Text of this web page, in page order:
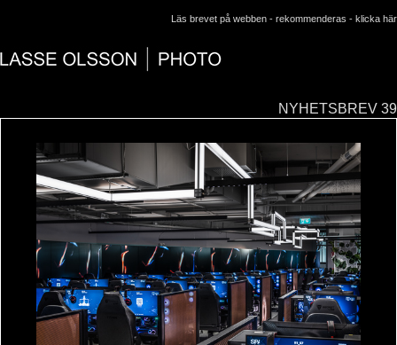
Läs brevet på webben - rekommenderas - klicka här
NYHETSBREV 39